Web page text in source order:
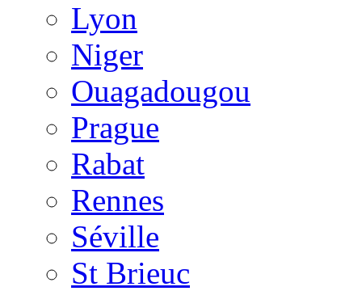
Lyon
Niger
Ouagadougou
Prague
Rabat
Rennes
Séville
St Brieuc